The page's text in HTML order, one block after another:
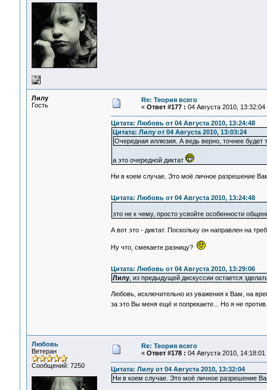
Лилу
Гость
Re: Теория всего
« Ответ #177 : 04 Августа 2010, 13:32:04
Цитата: Любовь от 04 Августа 2010, 13:24:48
Цитата: Лилу от 04 Августа 2010, 13:03:24
Очередная иллюзия. А ведь верно, точнее
а это очередной диктат
Ни в коем случае. Это моё личное разрешение
Цитата: Любовь от 04 Августа 2010, 13:24:48
это не к чему, просто усвойте особенности
А вот это - диктат. Поскольку он направлен на
Ну что, смекаете разницу?
Цитата: Любовь от 04 Августа 2010, 13:29:06
Лилу, из предыдущей дискуссии остается
Любовь, исключительно из уважения к Вам, на
за это Вы меня ещё и попрекаете... Но я не
Любовь
Ветеран
Сообщений: 7250
Re: Теория всего
« Ответ #178 : 04 Августа 2010, 14:18:01
Цитата: Лилу от 04 Августа 2010, 13:32:04
Ни в коем случае. Это моё личное разрешение